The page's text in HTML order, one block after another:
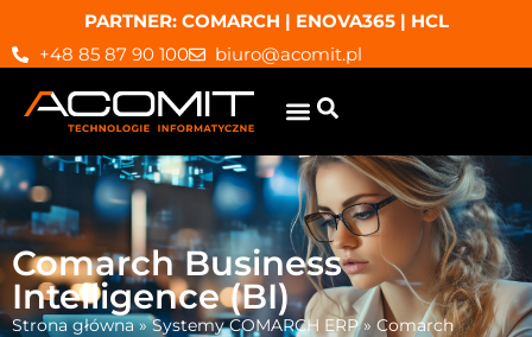
PARTNER: COMARCH | ENOVA365 | HCL
+48 85 87 90 100
biuro@acomit.pl
Comarch Business
Intelligence (BI)
Strona główna»Systemy COMARCH ERP» Comarch